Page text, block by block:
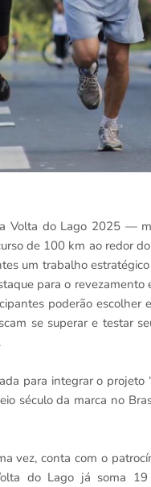
a Volta do Lago 2025 —
de 100 km ao redor
um trabalho
para o
poderão
se superar e testar
para integrar o
século da marca no
vez, conta com o
do Lago já soma